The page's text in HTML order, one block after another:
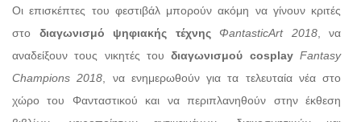
Οι επισκέπτες του φεστιβάλ μπορούν ακόμη να γίνουν κριτές
στο διαγωνισμό ψηφιακής τέχνης ΦantasticArt 2018, να
αναδείξουν τους νικητές τουδιαγωνισμού cosplay Fantasy
Champions 2018 , να ενημερωθούν για τα τελευταία νέα στο
χώρο του Φανταστικού και να περιπλανηθούν στην έκθεση